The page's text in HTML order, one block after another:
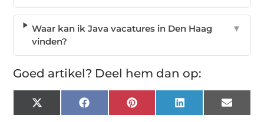
Waar kan ik Java vacatures in Den Haag
vinden?
▼
Goed artikel? Deel hem dan op:
X
(Twitter)
Facebook Pinterest LinkedIn Email